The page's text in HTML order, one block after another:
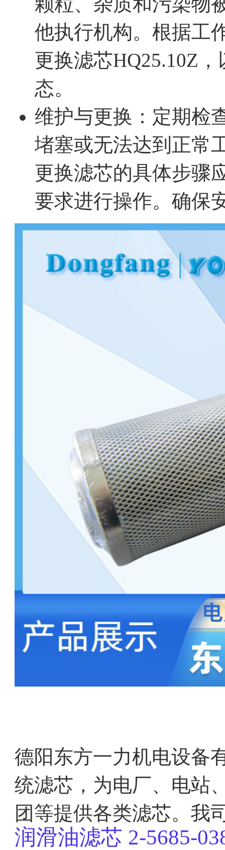
他执行机构。根据工
更换滤芯HQ25.10Z
态。
维护与更换：定期检
堵塞或无法达到正常
更换滤芯的具体步骤
要求进行操作。确保
德阳东方一力机电设备
统滤芯，为电厂、电站
团等提供各类滤芯。我
润滑油滤芯 2-5685-